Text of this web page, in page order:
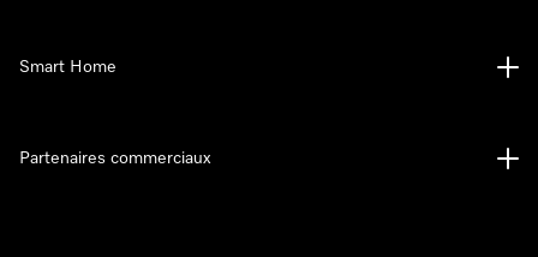
Smart Home
Partenaires commerciaux